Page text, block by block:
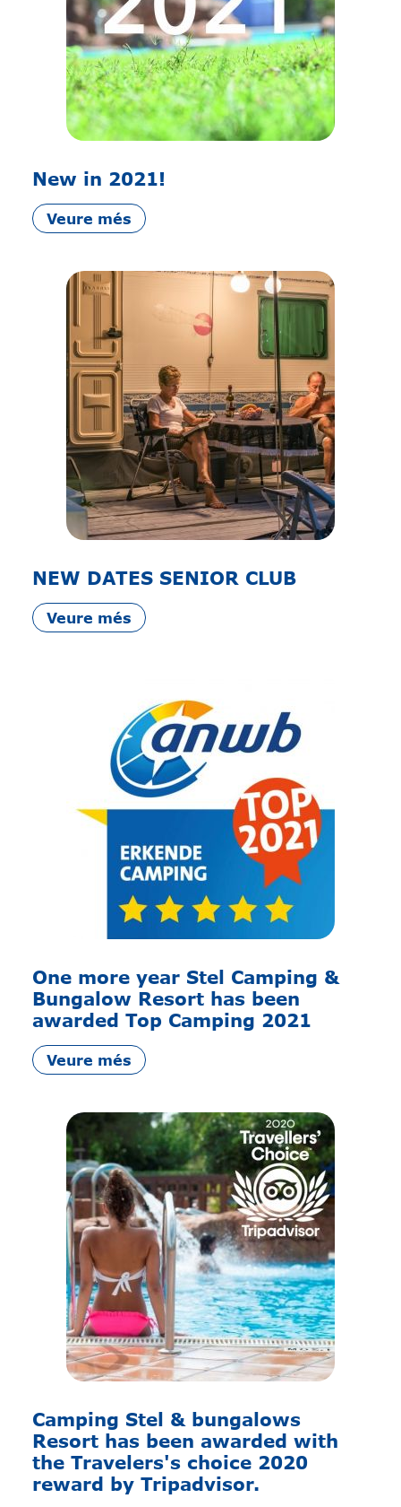
New in 2021!
Veure més
NEW DATES SENIOR CLUB
Veure més
One more year Stel Camping &
Bungalow Resort has been
awarded Top Camping 2021
Veure més
Camping Stel & bungalows
Resort has been awarded with
the Travelers's choice 2020
reward by Tripadvisor.